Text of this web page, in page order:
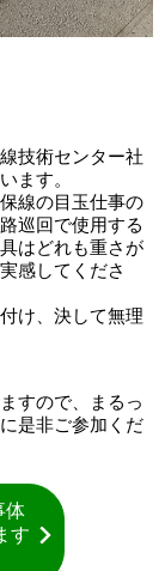
技術センター社
ます。
線の目玉仕事の
巡回で使用する
はどれも重さが
感してくださ
け、決して無理
すので、まるっ
是非ご参加くだ
体
す